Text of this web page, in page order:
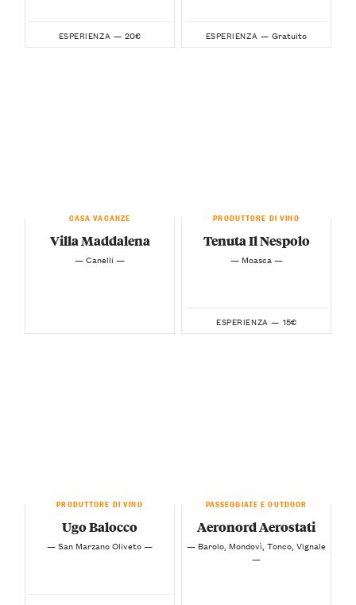
ESPERIENZA — 20€ ESPERIENZA — Gratuito
CASA VACANZE
Villa Maddalena
— Canelli —
PRODUTTORE DI VINO
Tenuta Il Nespolo
— Moasca —
ESPERIENZA — 15€
PRODUTTORE DI VINO
Ugo Balocco
— San Marzano Oliveto —
PASSEGGIATE E OUTDOOR
Aeronord Aerostati
— Barolo, Mondovì, Tonco, Vignale
—